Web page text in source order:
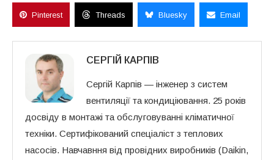
Pinterest Threads Bluesky Email
СЕРГІЙ КАРПІВ
Сергій Карпів — інженер з систем
вентиляції та кондиціювання. 25 років
досвіду в монтажі та обслуговуванні кліматичної
техніки. Сертифікований спеціаліст з теплових
насосів. Навчавння від провідних виробників (Daikin,